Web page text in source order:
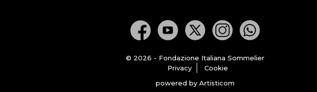
© 2026 - Fondazione Italiana Sommelier
Privacy
Cookie
powered by Artisticom